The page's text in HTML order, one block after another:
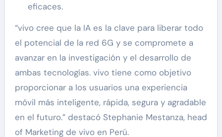
eficaces.
“vivo cree que la IA es la clave para liberar todo
el potencial de la red 6G y se compromete a
avanzar en la investigación y el desarrollo de
ambas tecnologías. vivo tiene como objetivo
proporcionar a los usuarios una experiencia
móvil más inteligente, rápida, segura y agradable
en el futuro.” destacó Stephanie Mestanza, head
of Marketing de vivo en Perú.